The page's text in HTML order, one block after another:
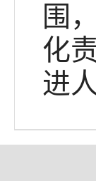
围
化
进